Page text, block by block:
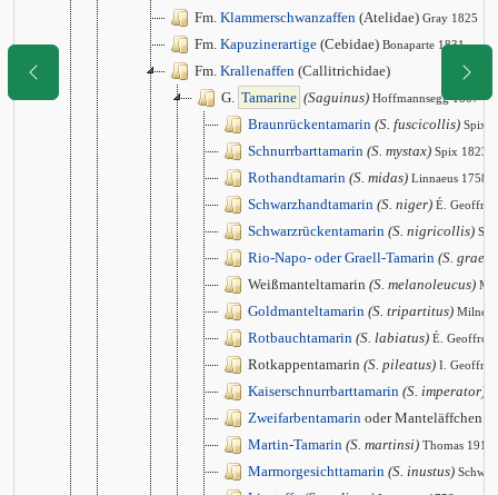
Fm. Klammerschwanzaffen (Atelidae) Gray 1825
Fm. Kapuzinerartige (Cebidae) Bonaparte 1831
Fm. Krallenaffen (Callitrichidae)
G. Tamarine (Saguinus) Hoffmannsegg 1807
Braunrückentamarin (S. fuscicollis) Spix
Schnurrbarttamarin (S. mystax) Spix 1823
Rothandtamarin (S. midas) Linnaeus 1758
Schwarzhandtamarin (S. niger) É.
Schwarzrückentamarin (S. nigricollis)
Rio-Napo- oder Graell-Tamarin (S.
Weißmanteltamarin (S. melanoleucus)
Goldmanteltamarin (S. tripartitus) Milne
Rotbauchtamarin (S. labiatus) É. Geoffroy
Rotkappentamarin (S. pileatus) I.
Kaiserschnurrbarttamarin (S. imperator)
Zweifarbentamarin oder Manteläffchen
Martin-Tamarin (S. martinsi) Thomas 1912
Marmorgesichttamarin (S. inustus)